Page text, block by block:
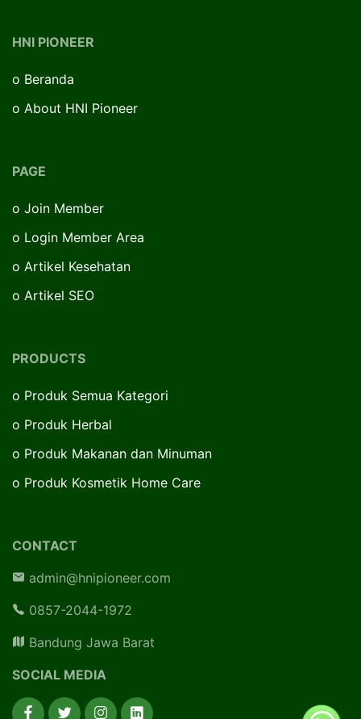
HNI PIONEER
o Beranda
o About HNI Pioneer
PAGE
o Join Member
o Login Member Area
o Artikel Kesehatan
o Artikel SEO
PRODUCTS
o Produk Semua Kategori
o Produk Herbal
o Produk Makanan dan Minuman
o Produk Kosmetik Home Care
CONTACT
admin@hnipioneer.com
0857-2044-1972
Bandung Jawa Barat
SOCIAL MEDIA